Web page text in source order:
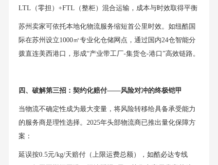
LTL（零担）+FTL（整柜）混合运输，成本与时效取得平衡
苏州卖家可依托本地化物流服务缩短首公里时效。如纽酷国
际在苏州设立1000㎡专业化仓储网点，通过国内24仓智能分
拨直连美西港口，形成“产业带工厂-集货仓-港口”高效链路。
四、破解第三招：契约化赔付——风险对冲的终极铠甲
当物流不确定性成为最大变量，将风险转移给具备承受能力
的服务商是理性选择。2025年头部物流商已推出量化保障方
案：
延误按0.5元/kg/天赔付（上限运费总额），如酷必达专线